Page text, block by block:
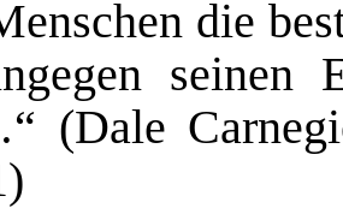
die
seinen
(Dale